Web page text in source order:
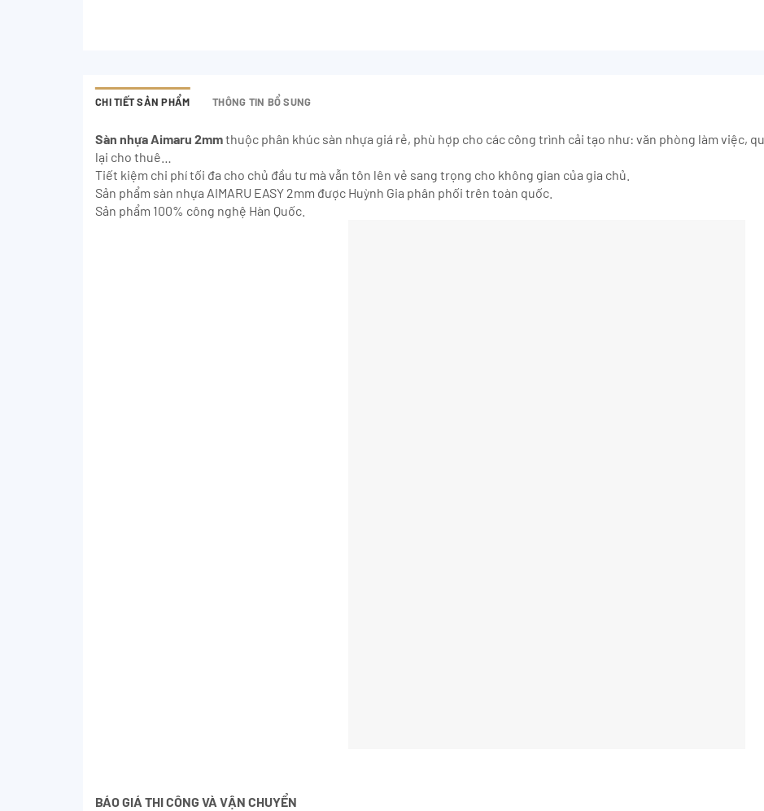
CHI TIẾT SẢN PHẨM THÔNG TIN BỔ SUNG
Sàn nhựa Aimaru 2mmthuộc phân khúc sàn nhựa giá rẻ, phù hợp cho các công trình cải tạo như: văn phòng làm việc,
lại cho thuê…
Tiết kiệm chi phí tối đa cho chủ đầu tư mà vẫn tôn lên vẻ sang trọng cho không gian của gia chủ.
Sản phẩm sàn nhựa AIMARU EASY 2mm được Huỳnh Gia phân phối trên toàn quốc.
Sản phẩm 100% công nghệ Hàn Quốc.
BÁO GIÁ THI CÔNG VÀ VẬN CHUYỂN